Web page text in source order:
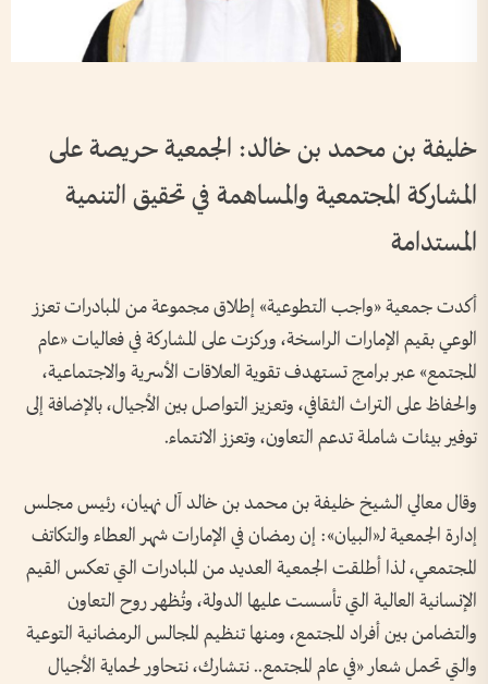
خليفة بن محمد بن خالد: الجمعية حريصة على
المشاركة المجتمعية والمساهمة في تحقيق التنمية
المستدامة
أكدت جمعية «واجب التطوعية» إطلاق مجموعة من المبادرات تعزز
الوعي بقيم الإمارات الراسخة، وركزت على المشاركة في فعاليات «عام
المجتمع» عبر برامج تستهدف تقوية العلاقات الأسرية والاجتماعية،
والحفاظ على التراث الثقافي، وتعزيز التواصل بين الأجيال، بالإضافة إلى
توفير بيئات شاملة تدعم التعاون، وتعزز الانتماء.
وقال معالي الشيخ خليفة بن محمد بن خالد آل نهيان، رئيس مجلس
إدارة الجمعية لـ«البيان»: إن رمضان في الإمارات شهر العطاء والتكاتف
المجتمعي، لذا أطلقت الجمعية العديد من المبادرات التي تعكس القيم
الإنسانية العالية التي تأسست عليها الدولة، وتُظهر روح التعاون
والتضامن بين أفراد المجتمع، ومنها تنظيم المجالس الرمضانية التوعية
والتي تحمل شعار «في عام المجتمع.. نتشارك، نتحاور لحماية الأجيال